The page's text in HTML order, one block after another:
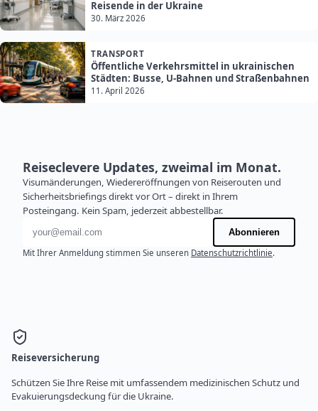
Reisende in der Ukraine
30. März 2026
TRANSPORT
Öffentliche Verkehrsmittel in ukrainischen
Städten: Busse, U-Bahnen und Straßenbahnen
11. April 2026
Reiseclevere Updates, zweimal im Monat.
Visumänderungen, Wiedereröffnungen von Reiserouten und
Sicherheitsbriefings direkt vor Ort – direkt in Ihrem
Posteingang. Kein Spam, jederzeit abbestellbar.
E-Mail-Adresse
Abonnieren
Mit Ihrer Anmeldung stimmen Sie unseren Datenschutzrichtlinie.
Reiseversicherung
Schützen Sie Ihre Reise mit umfassendem medizinischen Schutz und
Evakuierungsdeckung für die Ukraine.